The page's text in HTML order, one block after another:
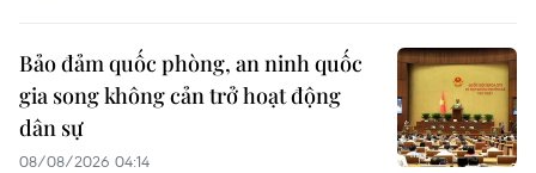
Bảo đảm quốc phòng, an ninh quốc
gia song không cản trở hoạt động
dân sự
08/08/2026 04:14